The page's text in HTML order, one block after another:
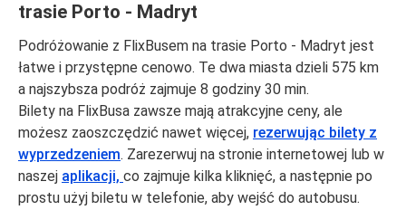
trasie Porto - Madryt
Podróżowanie z FlixBusem na trasie Porto - Madryt jest
łatwe i przystępne cenowo. Te dwa miasta dzieli 575 km
a najszybsza podróż zajmuje 8 godziny 30 min.
Bilety na FlixBusa zawsze mają atrakcyjne ceny, ale
możesz zaoszczędzić nawet więcej, rezerwując bilety z
wyprzedzeniem. Zarezerwuj na stronie internetowej lub w
naszej aplikacji, co zajmuje kilka kliknięć, a następnie po
prostu użyj biletu w telefonie, aby wejść do autobusu.